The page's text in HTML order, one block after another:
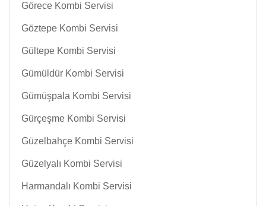
Görece Kombi Servisi
Göztepe Kombi Servisi
Gültepe Kombi Servisi
Gümüldür Kombi Servisi
Gümüşpala Kombi Servisi
Gürçeşme Kombi Servisi
Güzelbahçe Kombi Servisi
Güzelyalı Kombi Servisi
Harmandalı Kombi Servisi